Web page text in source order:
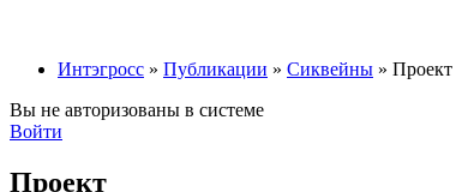
Интэгросс » Публикации » Сиквейны » Проект
Вы не авторизованы в системе
Войти
Проект